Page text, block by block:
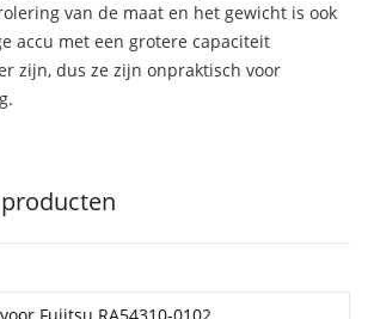
van de maat en het gewicht is ook
accu met een grotere capaciteit
zijn, dus ze zijn onpraktisch voor